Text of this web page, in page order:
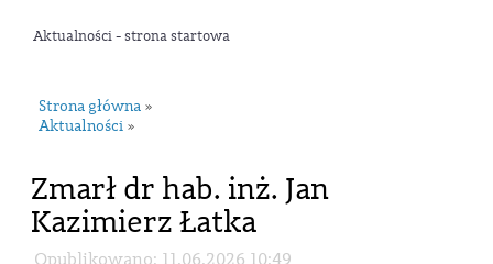
Aktualności - strona startowa
Strona główna »
Aktualności »
Zmarł dr hab. inż. Jan
Kazimierz Łatka